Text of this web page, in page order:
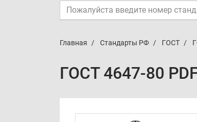
Главная Стандарты РФ ГОСТ
ГОСТ 4647-80